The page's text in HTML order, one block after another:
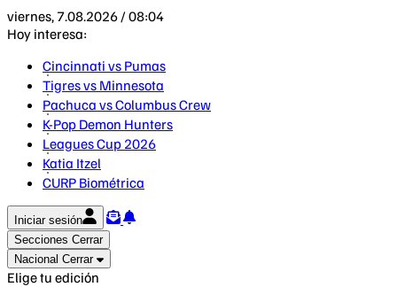
viernes, 7.08.2026 / 08:04
Hoy interesa:
Cincinnati vs Pumas
Tigres vs Minnesota
Pachuca vs Columbus Crew
K-Pop Demon Hunters
Leagues Cup 2026
Katia Itzel
CURP Biométrica
Iniciar sesión
Secciones Cerrar
Nacional Cerrar
Elige tu edición